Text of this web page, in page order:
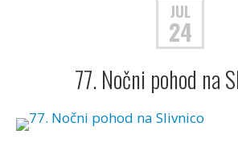
JUL
24
77. Nočni pohod na